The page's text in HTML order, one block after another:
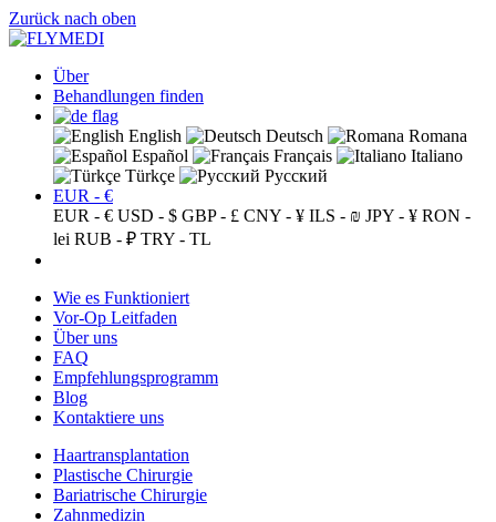
Zurück nach oben
Über
Behandlungen finden
English Deutsch
Romana
Español
Français
Italiano
Türkçe
Русский
EUR - €
EUR - € USD - $ GBP - £ CNY - ¥ ILS - ₪ JPY - ¥ RON -
lei RUB - ₽ TRY - TL
Wie es Funktioniert
Vor-Op Leitfaden
Über uns
FAQ
Empfehlungsprogramm
Blog
Kontaktiere uns
Haartransplantation
Plastische Chirurgie
Bariatrische Chirurgie
Zahnmedizin